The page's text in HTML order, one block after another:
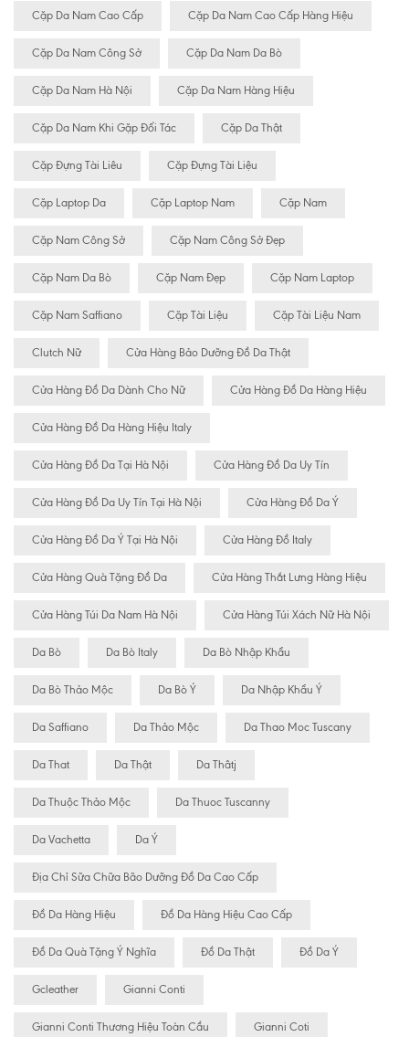
Cặp Da Nam Cao Cấp Cặp Da Nam Cao Cấp Hàng Hiệu
Cặp Da Nam Công Sở Cặp Da Nam Da Bò
Cặp Da Nam Hà Nội Cặp Da Nam Hàng Hiệu
Cặp Da Nam Khi Gặp Đối Tác Cặp Da Thật
Cặp Đựng Tài Liêu Cặp Đựng Tài Liệu
Cặp Laptop Da Cặp Laptop Nam Cặp Nam
Cặp Nam Công Sở Cặp Nam Công Sở Đẹp
Cặp Nam Da Bò Cặp Nam Đẹp Cặp Nam Laptop
Cặp Nam Saffiano Cặp Tài Liệu Cặp Tài Liệu Nam
Clutch Nữ Cửa Hàng Bảo Dưỡng Đồ Da Thật
Cửa Hàng Đồ Da Dành Cho Nữ Cửa Hàng Đồ Da Hàng Hiệu
Cửa Hàng Đồ Da Hàng Hiệu Italy
Cửa Hàng Đồ Da Tại Hà Nội Cửa Hàng Đồ Da Uy Tín
Cửa Hàng Đồ Da Uy Tín Tại Hà Nội Cửa Hàng Đồ Da Ý
Cửa Hàng Đồ Da Ý Tại Hà Nội Cửa Hàng Đồ Italy
Cửa Hàng Quà Tặng Đồ Da Cửa Hàng Thắt Lưng Hàng Hiệu
Cửa Hàng Túi Da Nam Hà Nội Cửa Hàng Túi Xách Nữ Hà Nội
Da Bò Da Bò Italy Da Bò Nhập Khẩu
Da Bò Thảo Mộc Da Bò Ý Da Nhập Khẩu Ý
Da Saffiano Da Thảo Mộc Da Thao Moc Tuscany
Da That Da Thật Da Thâtj
Da Thuộc Thảo Mộc Da Thuoc Tuscanny
Da Vachetta Da Ý
Địa Chỉ Sữa Chữa Bão Dưỡng Đồ Da Cao Cấp
Đồ Da Hàng Hiệu Đồ Da Hàng Hiệu Cao Cấp
Đồ Da Quà Tặng Ý Nghĩa Đồ Da Thật Đồ Da Ý
Gcleather Gianni Conti
Gianni Conti Thương Hiệu Toàn Cầu Gianni Coti